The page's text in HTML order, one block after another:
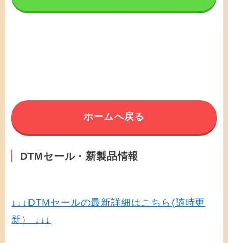
ホームへ戻る
DTMセール・新製品情報
↓↓↓ DTMセールの最新詳細はこちら(随時更
新） ↓↓↓